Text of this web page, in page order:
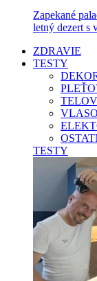
Zapekané
letný dezert s
ZDRAVIE
TESTY
TESTY